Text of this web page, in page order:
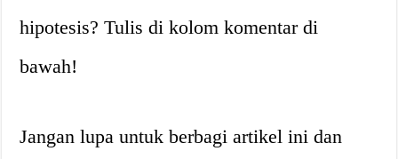
hipotesis? Tulis di kolom komentar di
bawah!
Jangan lupa untuk berbagi artikel ini dan